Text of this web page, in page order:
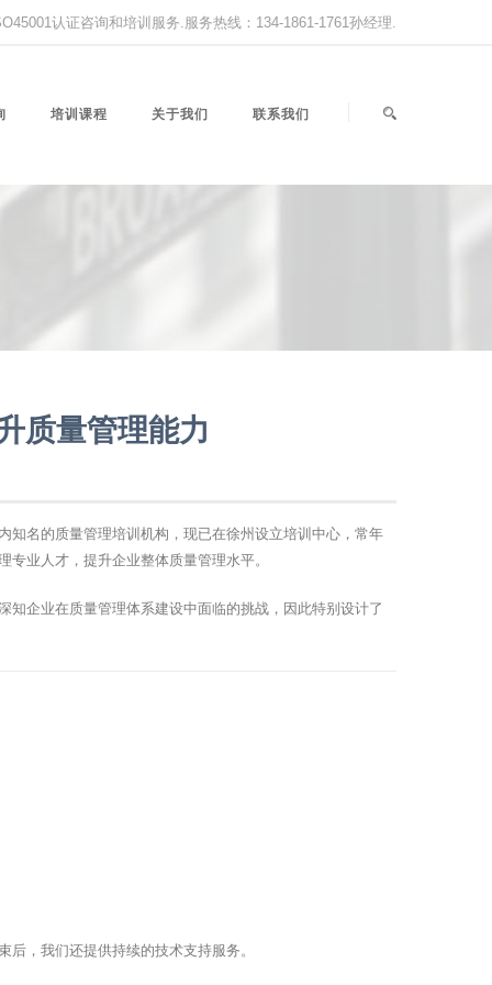
认证咨询和培训服务.服务热线：134-1861-1761孙经理.
培训课程 关于我们 联系我们
质量管理能力
知名的质量管理培训机构，现已在徐州设立培训中心，常年
业人才，提升企业整体质量管理水平。
企业在质量管理体系建设中面临的挑战，因此特别设计了
，我们还提供持续的技术支持服务。